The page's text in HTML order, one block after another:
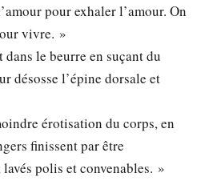
pour exhaler l’amour. On
vivre. »
le beurre en suçant du
désosse l’épine dorsale et
érotisation du corps, en
finissent par être
polis et convenables. »